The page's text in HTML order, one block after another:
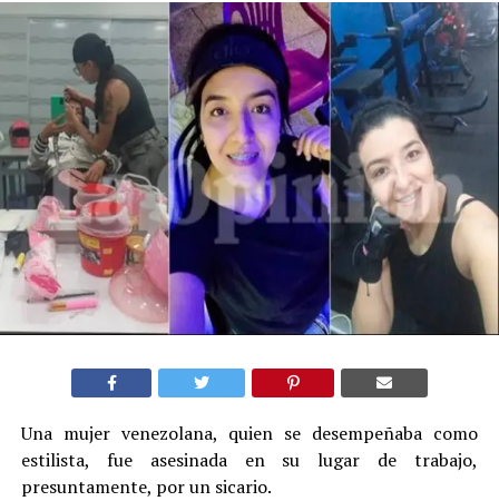
Una mujer venezolana, quien se desempeñaba como
estilista, fue asesinada en su lugar de trabajo,
presuntamente, por un sicario.